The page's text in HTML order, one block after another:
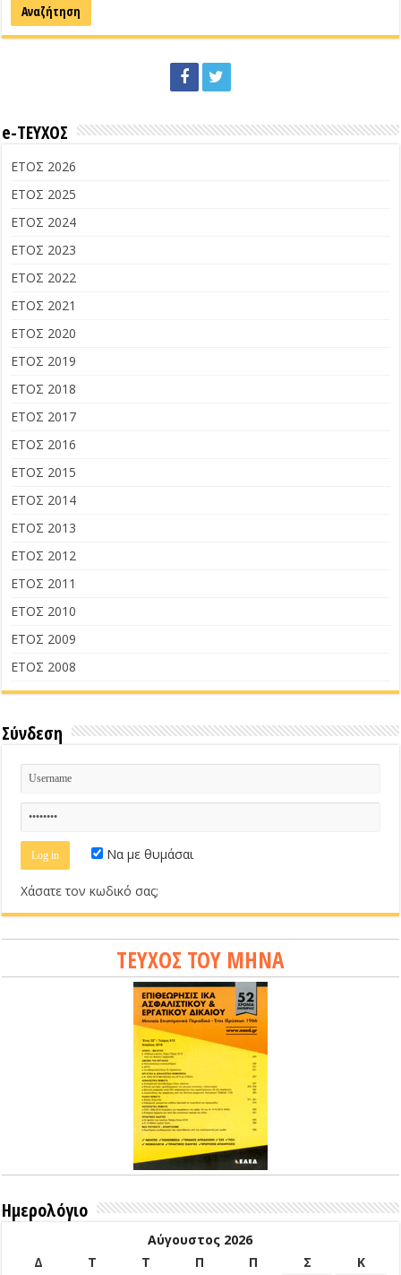
e-ΤΕΥΧΟΣ
ΕΤΟΣ 2026
ΕΤΟΣ 2025
ΕΤΟΣ 2024
ΕΤΟΣ 2023
ΕΤΟΣ 2022
ΕΤΟΣ 2021
ΕΤΟΣ 2020
ΕΤΟΣ 2019
ΕΤΟΣ 2018
ΕΤΟΣ 2017
ΕΤΟΣ 2016
ΕΤΟΣ 2015
ΕΤΟΣ 2014
ΕΤΟΣ 2013
ΕΤΟΣ 2012
ΕΤΟΣ 2011
ΕΤΟΣ 2010
ΕΤΟΣ 2009
ΕΤΟΣ 2008
Σύνδεση
Να με θυμάσαι
Χάσατε τον κωδικό σας;
ΤΕΥΧΟΣ ΤΟΥ ΜΗΝΑ
Ημερολόγιο
Αύγουστος 2026
Δ
Τ Τ Π Π Σ
Κ